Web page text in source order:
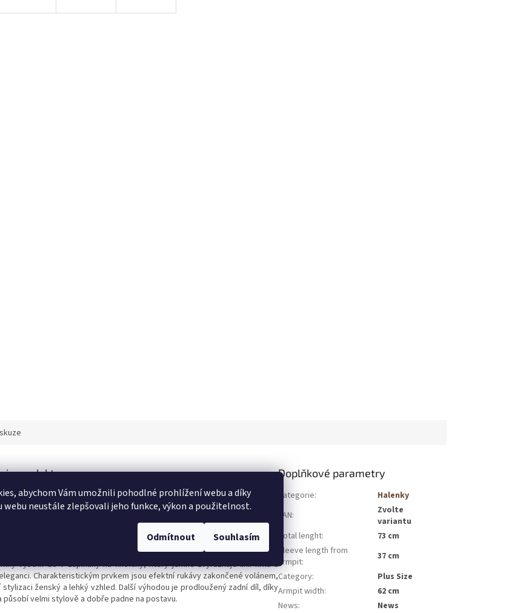
abychom Vám umožnili pohodlné prohlížení webu a díky
webu neustále zlepšovali jeho funkce, výkon a použitelnost.
Odmítnout Souhlasím
produktu
pohodlná dámská halenka Plus Size je ideální volbou pro ženy, které
příjemný na pokožce a skvěle se hodí do teplejších dnů. Volný střih zajišťuje
a hezky padne na postavu.
výstřih do V zapínaný na knoflíky, který jemně zvýrazňuje linii krku a
Charakteristickým prvkem jsou efektní rukávy zakončené volánem,
ženský a lehký vzhled. Další výhodou je prodloužený zadní díl, díky
působí velmi stylově a dobře padne na postavu.
Doplňkové parametry
Kategorie:
Halenky
EAN:
Zvolte
variantu
Total lenght:
73 cm
Sleeve length from
armpit:
37 cm
Category:
Plus Size
Armpit width:
62 cm
News:
News